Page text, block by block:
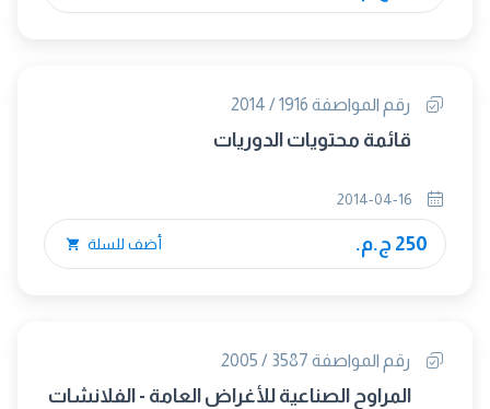
رقم المواصفة 1916 / 2014
قائمة محتويات الدوريات
250 ج.م. أضف للسلة
رقم المواصفة 3587 / 2005
المراوح الصناعية للأغراض العامة - الفلانشات